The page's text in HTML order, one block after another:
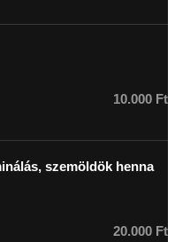
10.000 Ft
szemöldök henna
20.000 Ft